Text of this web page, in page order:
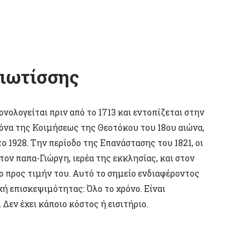
πριν από το 1713 και εντοπίζεται στην
της Κοιμήσεως της Θεοτόκου του 18ου αιώνα,
Την περίοδο της Επανάστασης του 1821, οι
παπα-Γιώργη, ιερέα της εκκλησίας, και στον
προς τιμήν του. Αυτό το σημείο ενδιαφέροντος
επισκεψιμότητας: Όλο το χρόνο. Είναι
έχει κάποιο κόστος ή εισιτήριο.